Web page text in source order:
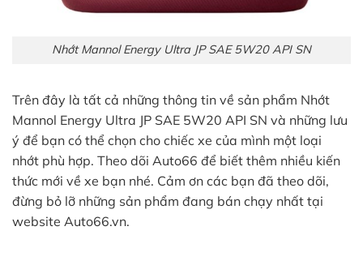
Nhớt Mannol Energy Ultra JP SAE 5W20 API SN
Trên đây là tất cả những thông tin về sản phẩm Nhớt
Mannol Energy Ultra JP SAE 5W20 API SN và những lưu
ý để bạn có thể chọn cho chiếc xe của mình một loại
nhớt phù hợp. Theo dõi Auto66 để biết thêm nhiều kiến
thức mới về xe bạn nhé. Cảm ơn các bạn đã theo dõi,
đừng bỏ lỡ những sản phẩm đang bán chạy nhất tại
website Auto66.vn.